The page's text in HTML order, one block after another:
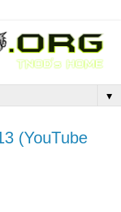
▼
(YouTube